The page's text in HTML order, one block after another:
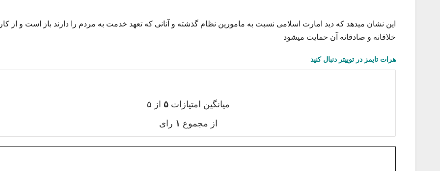
این نشان میدهد که دید امارت اسلامی نسبت به مامورین نظام گذشته و آنانی که تعهد خدمت به مردم را دارند باز است و از کار
خلاقانه و صادقانه آن حمایت میشود
هرات تایمز در توییتر دنبال کنید
میانگین امتیازات۵ از ۵
از مجموع ۱ رای